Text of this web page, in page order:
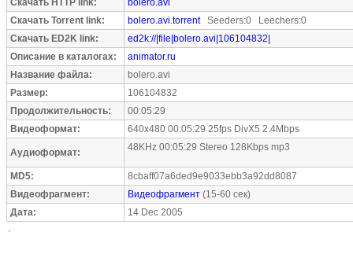
Скачать HTTP link:
bolero.avi
Скачать Torrent link:
bolero.avi.torrentSeeders:0 Leechers:0
Скачать ED2K link:
ed2k://|file|bolero.avi|106104832|
Описание в каталогах:
animator.ru
Название файла:
bolero.avi
Размер:
106104832
Продолжительность:
00:05:29
Видеоформат:
640x480 00:05:29 25fps DivX5 2.4Mbps
Аудиоформат: 48KHz 00:05:29 Stereo 128Kbps mp3
MD5:
8cbaff07a6ded9e9033ebb3a92dd8087
Видеофрагмент:
Видеофрагмент (15-60 сек)
Дата:
14 Dec 2005